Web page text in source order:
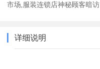
市场,服装连锁店神秘顾客暗访
详细说明